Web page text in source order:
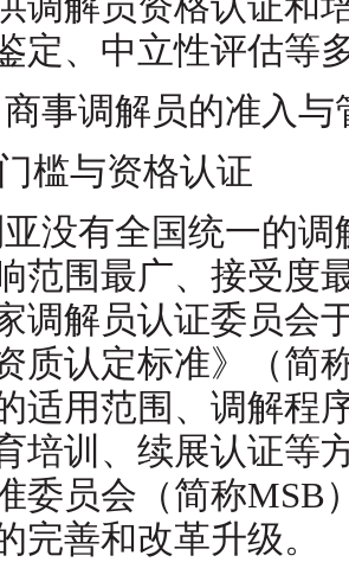
定、中立性评估等
商事调解员的准入与
槛与资格认证
没有全国统一的
范围最广、接受度
调解员认证委员会
质认定标准》（简
适用范围、调解程
培训、续展认证等
委员会（简称MSB
完善和改革升级。